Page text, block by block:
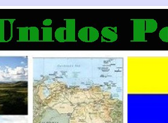
Democracia
le ha caido a esta tierra